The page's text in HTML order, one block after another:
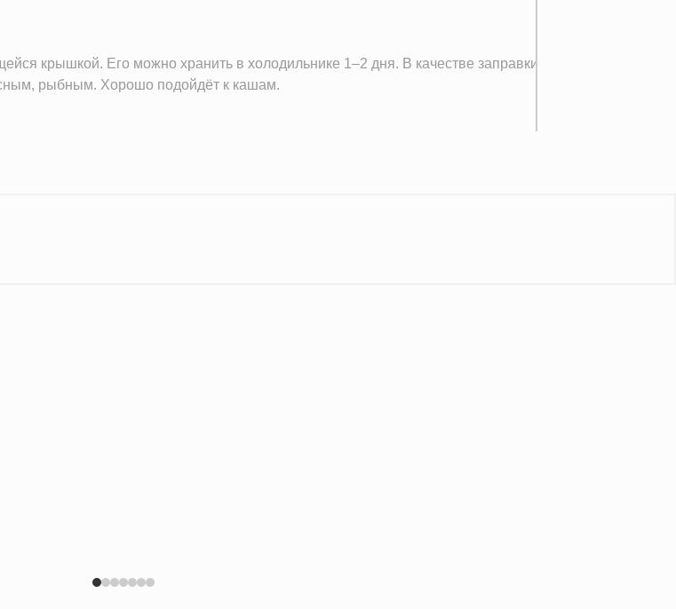
крышкой. Его можно хранить в холодильнике 1–2 дня. В качестве заправки
рыбным. Хорошо подойдёт к кашам.